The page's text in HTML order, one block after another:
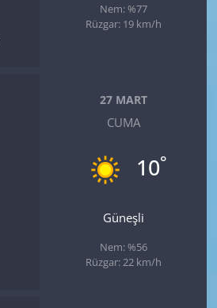
Nem: %77
Rüzgar: 19 km/h
27 MART
CUMA
10°
Güneşli
Nem: %56
Rüzgar: 22 km/h